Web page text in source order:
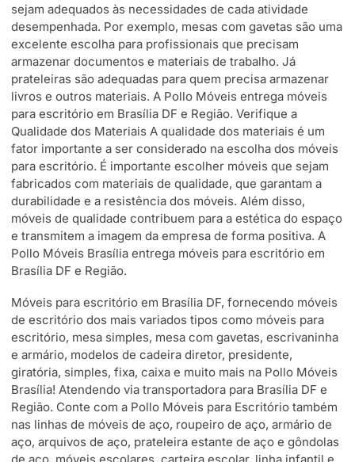
sejam adequados às necessidades de cada atividade
desempenhada. Por exemplo, mesas com gavetas são uma
excelente escolha para profissionais que precisam
armazenar documentos e materiais de trabalho. Já
prateleiras são adequadas para quem precisa armazenar
livros e outros materiais. A Pollo Móveis entrega móveis
para escritório em Brasília DF e Região. Verifique a
Qualidade dos Materiais A qualidade dos materiais é um
fator importante a ser considerado na escolha dos móveis
para escritório. É importante escolher móveis que sejam
fabricados com materiais de qualidade, que garantam a
durabilidade e a resistência dos móveis. Além disso,
móveis de qualidade contribuem para a estética do espaço
e transmitem a imagem da empresa de forma positiva. A
Pollo Móveis Brasília entrega móveis para escritório em
Brasília DF e Região.
Móveis para escritório em Brasília DF, fornecendo móveis
de escritório dos mais variados tipos como móveis para
escritório, mesa simples, mesa com gavetas, escrivaninha
e armário, modelos de cadeira diretor, presidente,
giratória, simples, fixa, caixa e muito mais na Pollo Móveis
Brasília! Atendendo via transportadora para Brasília DF e
Região. Conte com a Pollo Móveis para Escritório também
nas linhas de móveis de aço, roupeiro de aço, armário de
aço, arquivos de aço, prateleira estante de aço e gôndolas